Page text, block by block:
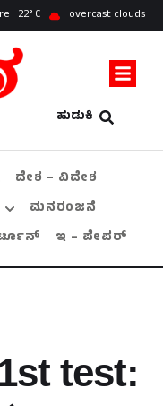
22 overcast clouds
ಹುಡುಕಿ
ದೇಶ – ವಿದೇಶ
ಮನರಂಜನೆ
ಇ – ಪೇಪರ್
test: